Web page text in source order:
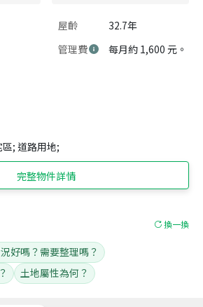
屋齡
32.7年
管理費
每月約 1,600 元。
; 道路用地;
完整物件詳情
換一換
好嗎？需要整理嗎？
土地屬性為何？